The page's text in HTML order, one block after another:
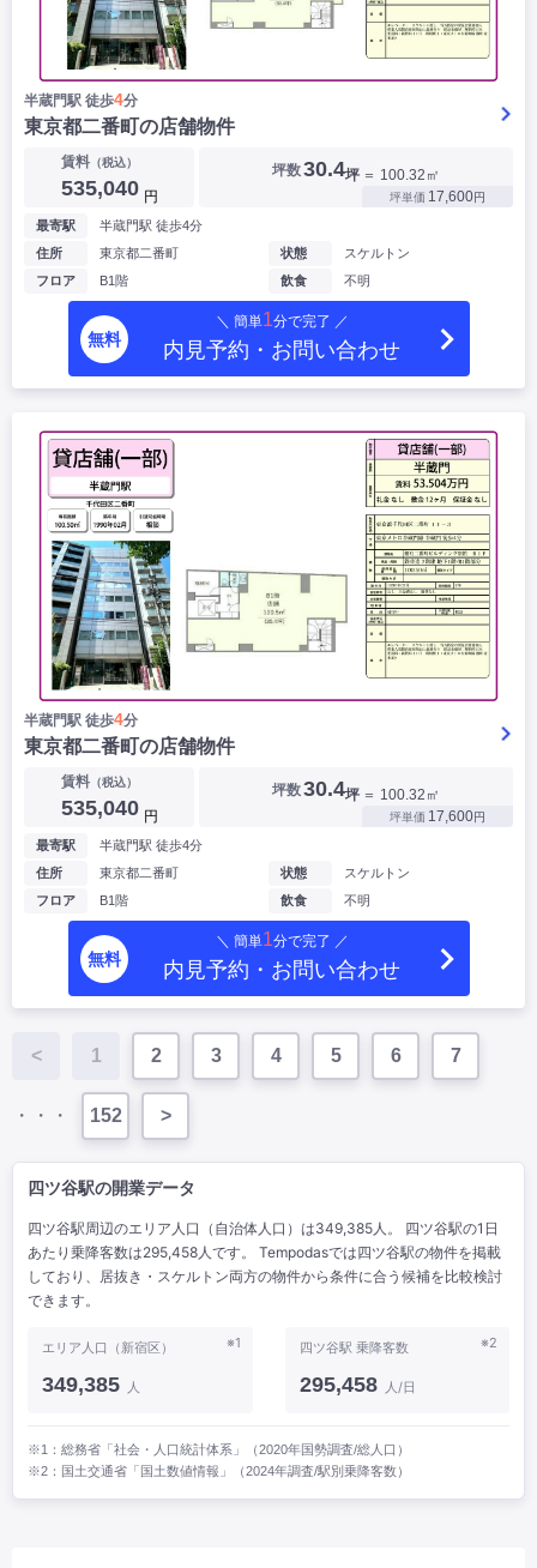
半蔵門駅 徒歩4分
東京都二番町の店舗物件
賃料（税込）
535,040 円
坪数30.4坪 ＝ 100.32㎡
坪単価 17,600円
最寄駅
半蔵門駅 徒歩4分
住所
東京都二番町
フロア
B1階
状態
スケルトン
飲食
不明
無料
＼ 簡単1分で完了 ／
内見予約・お問い合わせ
半蔵門駅 徒歩4分
東京都二番町の店舗物件
賃料（税込）
535,040 円
坪数30.4坪 ＝ 100.32㎡
坪単価 17,600円
最寄駅
半蔵門駅 徒歩4分
住所
東京都二番町
フロア
B1階
状態
スケルトン
飲食
不明
無料
＼ 簡単1分で完了 ／
内見予約・お問い合わせ
< 1 2 3 4 5 6 7
・・・ 152 >
四ツ谷駅の開業データ
四ツ谷駅周辺のエリア人口（自治体人口）は349,385人。 四ツ谷駅の1日
あたり乗降客数は295,458人です。 Tempodasでは四ツ谷駅の物件を掲載
しており、居抜き・スケルトン両方の物件から条件に合う候補を比較検討
できます。
※1
エリア人口（新宿区）
349,385 人
※2
四ツ谷駅 乗降客数
295,458 人/日
※1：総務省「社会・人口統計体系」（2020年国勢調査/総人口）
※2：国土交通省「国土数値情報」（2024年調査/駅別乗降客数）